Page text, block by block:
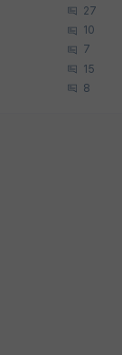
27
10
7
15
8